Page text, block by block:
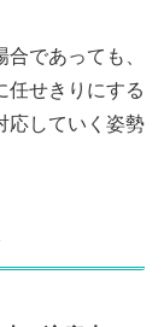
であっても、
任せきりにする
応していく姿勢